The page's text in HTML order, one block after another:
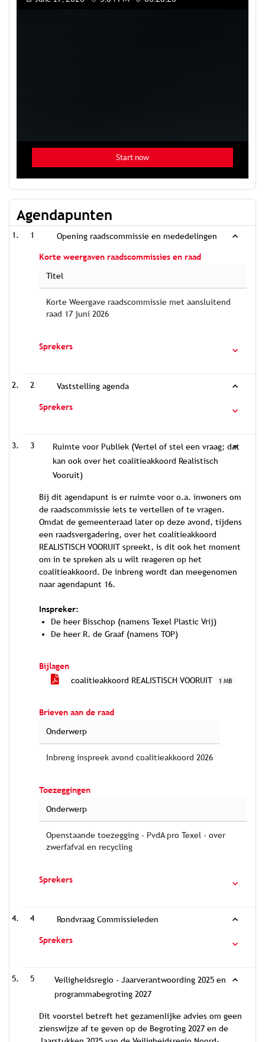
Agendapunten
1 Opening raadscommissie en mededelingen
Korte weergaven raadscommissies en raad
Titel
Korte Weergave raadscommissie met aansluitend
raad 17 juni 2026
Sprekers
2 Vaststelling agenda
Sprekers
3
Ruimte voor Publiek (Vertel of stel een vraag; dat
kan ook over het coalitieakkoord Realistisch
Vooruit)
Bij dit agendapunt is er ruimte voor o.a. inwoners om
de raadscommissie iets te vertellen of te vragen.
Omdat de gemeenteraad later op deze avond, tijdens
een raadsvergadering, over het coalitieakkoord
REALISTISCH VOORUIT spreekt, is dit ook het moment
om in te spreken als u wilt reageren op het
coalitieakkoord. De inbreng wordt dan meegenomen
naar agendapunt 16.
Inspreker:
De heer Bisschop (namens Texel Plastic Vrij)
De heer R. de Graaf (namens TOP)
Bijlagen
coalitieakkoord REALISTISCH VOORUIT
1 MB
Brieven aan de raad
Onderwerp
Inbreng inspreek avond coalitieakkoord 2026
Toezeggingen
Onderwerp
Openstaande toezegging - PvdA pro Texel - over
zwerfafval en recycling
Sprekers
4 Rondvraag Commissieleden
Sprekers
5
Veiligheidsregio - Jaarverantwoording 2025 en
programmabegroting 2027
Dit voorstel betreft het gezamenlijke advies om geen
zienswijze af te geven op de Begroting 2027 en de